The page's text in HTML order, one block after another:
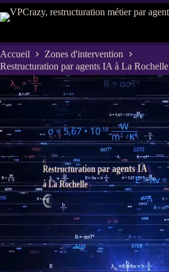
Passer
au
Accueil
Zones d'intervention
Restructuration par agents IA à La Rochelle
Restructuration par agents IA
à La Rochelle